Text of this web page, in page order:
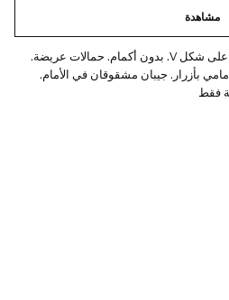
مشاهدة
100% كتان. تصميم مستقيم. ياقة على شكل V. بدون أكمام. حمالات عريضة.
بأزرار. جيبان مشقوقان في الأمام.
فقط